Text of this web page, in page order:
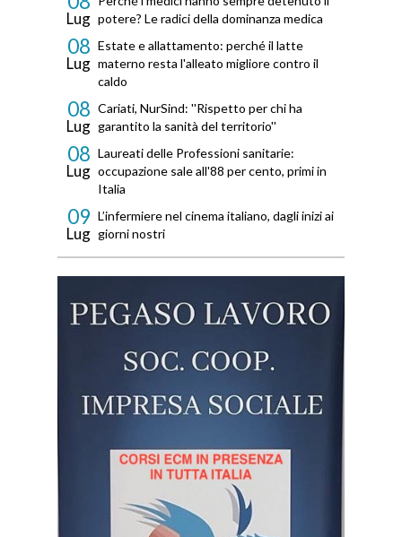
Lug potere? Le radici della dominanza medica
08
Lug
Estate e allattamento: perché il latte
materno resta l'alleato migliore contro il
caldo
08
Lug
Cariati, NurSind: ''Rispetto per chi ha
garantito la sanità del territorio''
08
Lug
Laureati delle Professioni sanitarie:
occupazione sale all'88 per cento, primi in
Italia
09
Lug
L’infermiere nel cinema italiano, dagli inizi ai
giorni nostri